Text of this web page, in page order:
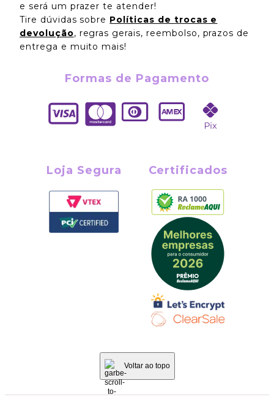
e será um prazer te atender!
Tire dúvidas sobre Políticas de trocas e
devolução, regras gerais, reembolso, prazos de
entrega e muito mais!
Formas de Pagamento
Loja Segura Certificados
Voltar ao topo